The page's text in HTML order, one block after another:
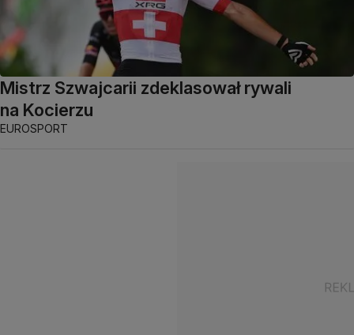
Mistrz Szwajcarii zdeklasował rywali
na Kocierzu
EUROSPORT